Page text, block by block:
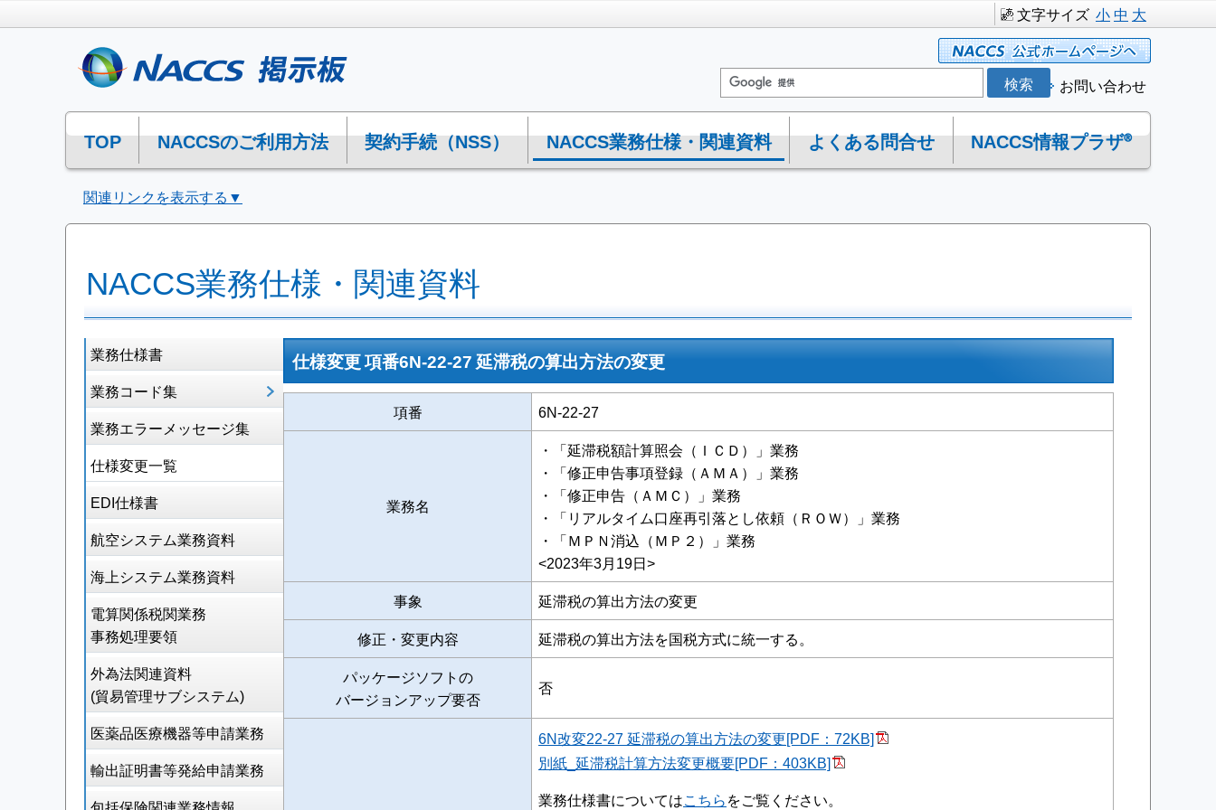
文字サイズ 小中 大
お問い合わせ
TOP NACCSのご利用方法 契約手続（NSS） NACCS業務仕様・関連資料 よくある問合せ NACCS情報プラザ®
関連リンクを表示する▼
NACCS業務仕様・関連資料
業務仕様書
業務コード集
業務エラーメッセージ集
仕様変更一覧
EDI仕様書
航空システム業務資料
海上システム業務資料
電算関係税関業務
事務処理要領
外為法関連資料
(貿易管理サブシステム)
医薬品医療機器等申請業務
輸出証明書等発給申請業務
仕様変更 項番6N-22-27 延滞税の算出方法の変更
項番 6N-22-27
業務名
・「延滞税額計算照会（ＩＣＤ）」業務
・「修正申告事項登録（ＡＭＡ）」業務
・「修正申告（ＡＭＣ）」業務
・「リアルタイム口座再引落とし依頼（ＲＯＷ）」業務
・「ＭＰＮ消込（ＭＰ２）」業務
<2023年3月19日>
事象
延滞税の算出方法の変更
修正・変更内容
延滞税の算出方法を国税方式に統一する。
パッケージソフトの
バージョンアップ要否
否
6N改変22-27 延滞税の算出方法の変更[PDF：72KB]
別紙_延滞税計算方法変更概要[PDF：403KB]
業務仕様書についてはこちらをご覧ください。